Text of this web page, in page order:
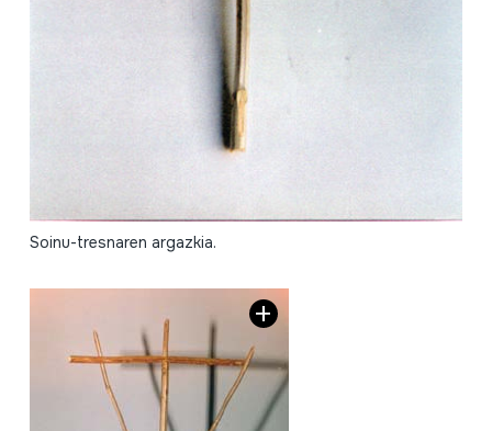
Soinu-tresnaren argazkia.